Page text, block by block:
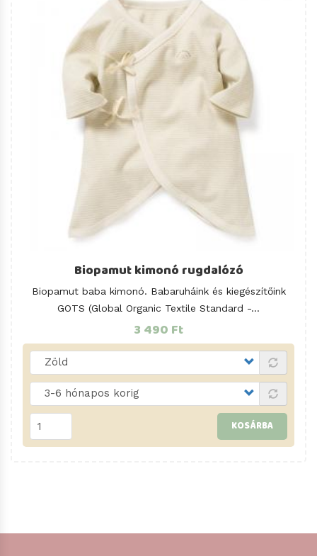
Biopamut kimonó rugdalózó
Biopamut baba kimonó. Babaruháink és kiegészítőink
GOTS (Global Organic Textile Standard -...
3 490 Ft
KOSÁRBA